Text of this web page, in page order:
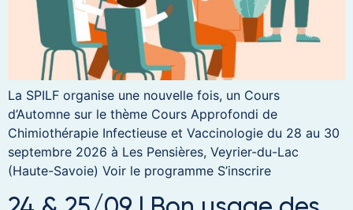
La SPILF organise une nouvelle fois, un Cours
d’Automne sur le thème Cours Approfondi de
Chimiothérapie Infectieuse et Vaccinologie du 28 au 30
septembre 2026 à Les Pensières, Veyrier-du-Lac
(Haute-Savoie) Voir le programme S’inscrire